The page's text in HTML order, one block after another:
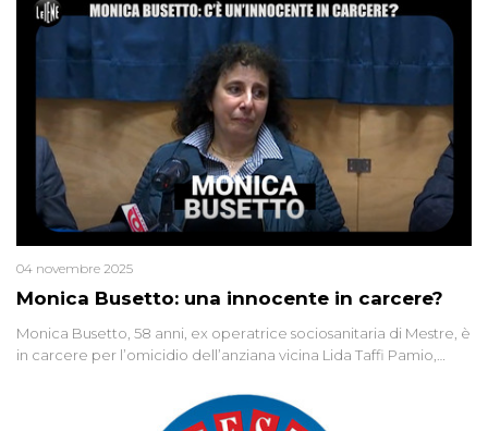
Monica Busetto: una innocente in carcere?
04 novembre 2025
Monica Busetto, 58 anni, ex operatrice sociosanitaria di Mestre, è
in carcere per l’omicidio dell’anziana vicina Lida Taffi Pamio,
minuscola su una collanina, Monica si proclama innocente. Nel
2015 un’altra donna confessa lo stesso delitto, poi ritratta. Due